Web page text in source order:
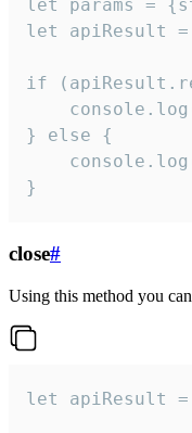
let params =
let apiResult =
if
} else {
}
close#
Using this method you
let apiResult